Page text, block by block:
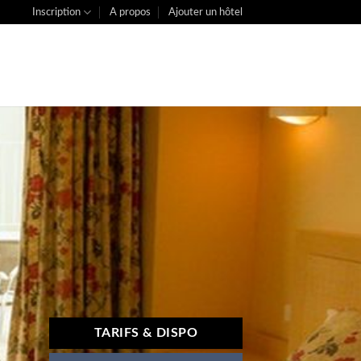
Inscription A propos Ajouter un hôtel
TARIFS & DISPO